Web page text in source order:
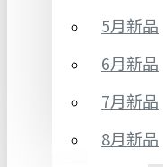
5月新品
6月新品
7月新品
8月新品